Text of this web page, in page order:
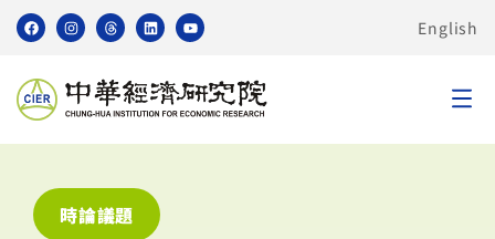
English
時論議題